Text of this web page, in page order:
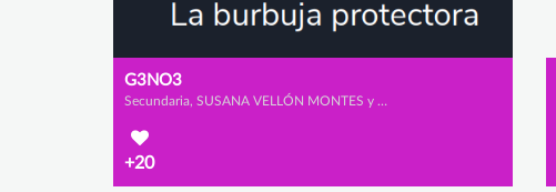
G3NO3
Secundaria, SUSANA VELLÓN MONTES y CRISTINA MALO ESCUDERO
+20